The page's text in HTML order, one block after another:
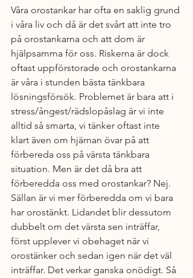
Våra orostankar har ofta en saklig grund
i våra liv och då är det svårt att inte tro
på orostankarna och att dom är
hjälpsamma för oss. Riskerna är dock
oftast uppförstorade och orostankarna
är våra i stunden bästa tänkbara
lösningsförsök. Problemet är bara att i
stress/ångest/rädslopåslag är vi inte
alltid så smarta, vi tänker oftast inte
klart även om hjärnan övar på att
förbereda oss på värsta tänkbara
situation. Men är det då bra att
förberedda oss med orostankar? Nej.
Sällan är vi mer förberedda om vi bara
har orostänkt. Lidandet blir dessutom
dubbelt om det värsta sen inträffar,
först upplever vi obehaget när vi
orostänker och sedan igen när det väl
inträffar. Det verkar ganska onödigt. Så